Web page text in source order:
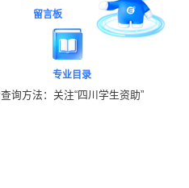
询方法：关注“四川学生资助”
留言板
专业目录